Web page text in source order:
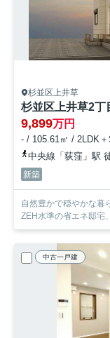
杉並区上井草
9,899万円
- / 105.61㎡ / 2LDK
中央線「荻窪」駅
新築
自然豊かで穏やかな暮
ZEH水準の省エネ邸宅
中古一戸建